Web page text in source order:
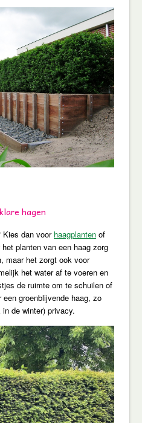
hagen
Kies dan voor haagplanten of
het planten van een haag zorg
maar het zorgt ook voor
het water af te voeren en
de ruimte om te schuilen of
groenblijvende haag, zo
de winter) privacy.